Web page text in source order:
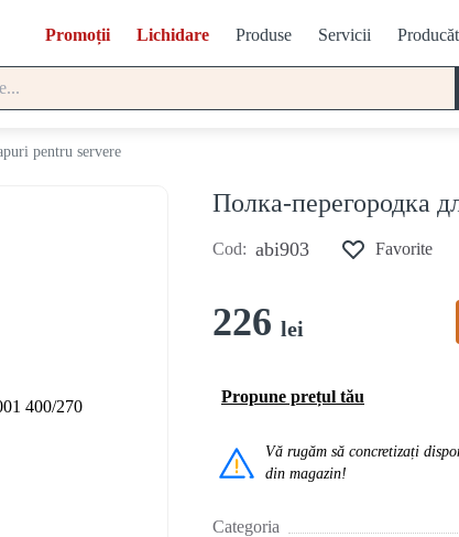
Promoții Lichidare Produse Servicii
pentru servere
Полка-перегородка
Cod: abi903 Favorite
226 lei
Propune prețul tău
Vă rugăm să concretizați
din magazin!
Categoria